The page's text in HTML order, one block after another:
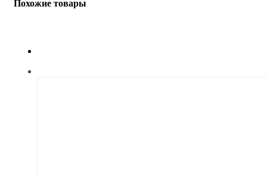
Похожие товары